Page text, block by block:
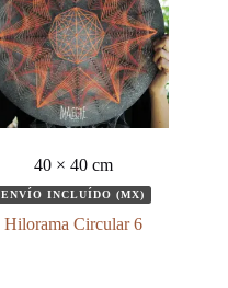
40 × 40 cm
ENVÍO INCLUÍDO (MX)
Hilorama Circular 6